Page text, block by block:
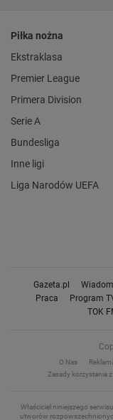
Piłka nożna
Ekstraklasa
Premier League
Primera Division
Serie A
Bundesliga
Inne ligi
Liga Narodów UEFA
Gazeta.pl
Praca
Program
TOK
O Nas
Zasady korzystania
Właściciel niniejszego
utworów